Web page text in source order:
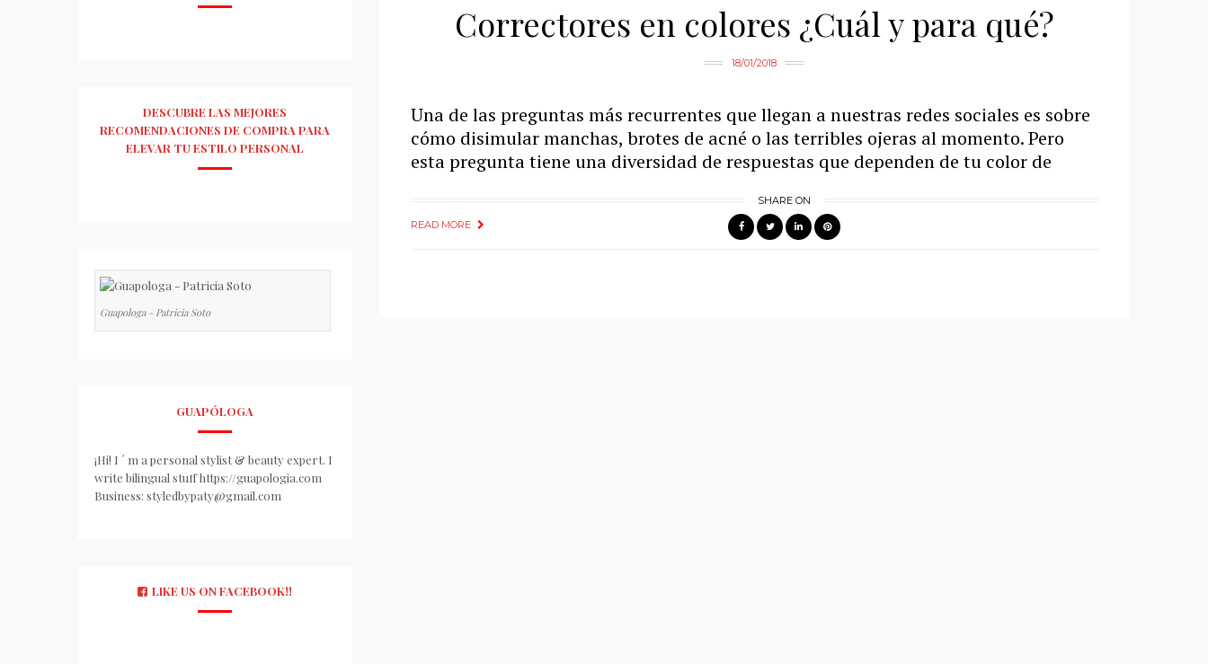
Correctores en colores ¿Cuál y para qué?
18/01/2018
Una de las preguntas más recurrentes que llegan a nuestras redes sociales es sobre
cómo disimular manchas, brotes de acné o las terribles ojeras al momento. Pero
esta pregunta tiene una diversidad de respuestas que dependen de tu color de
READ MORE
SHARE ON
DESCUBRE LAS MEJORES
RECOMENDACIONES DE COMPRA PARA
ELEVAR TU ESTILO PERSONAL
Guapologa - Patricia Soto
GUAPÓLOGA
¡Hi! I ´ m a personal stylist & beauty expert. I
write bilingual stuff https://guapologia.com
Business: styledbypaty@gmail.com
LIKE US ON FACEBOOK!!